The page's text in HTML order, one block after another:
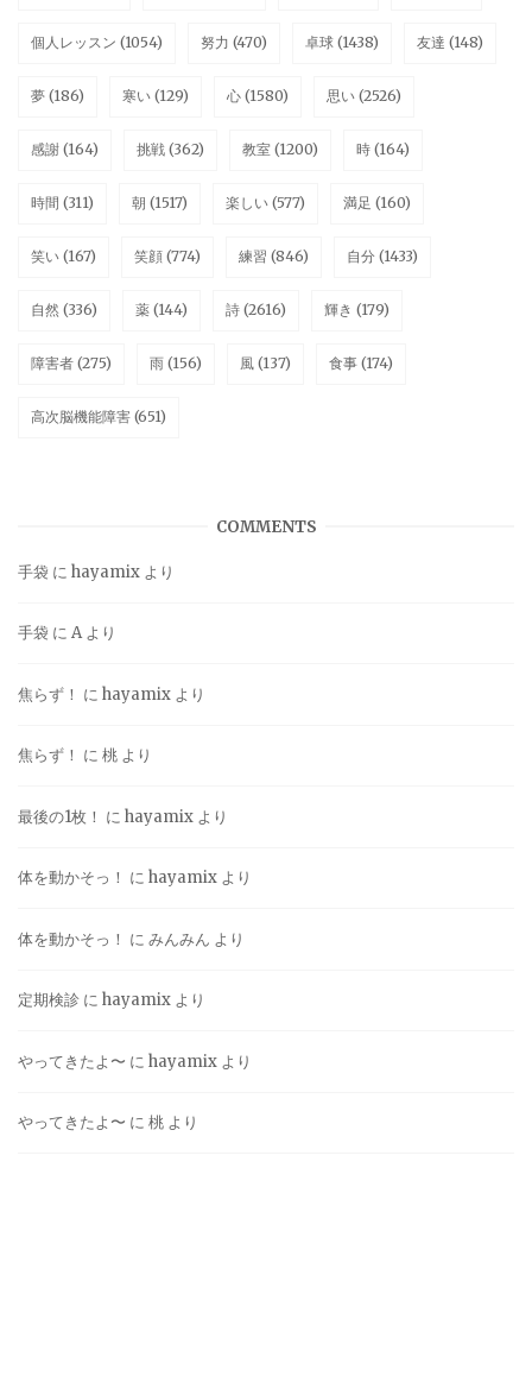
個人レッスン (1054) 努力 (470) 卓球 (1438) 友達 (148)
夢 (186) 寒い (129) 心 (1580) 思い (2526)
感謝 (164) 挑戦 (362) 教室 (1200) 時 (164)
時間 (311) 朝 (1517) 楽しい (577) 満足 (160)
笑い (167) 笑顔 (774) 練習 (846) 自分 (1433)
自然 (336) 薬 (144) 詩 (2616) 輝き (179)
障害者 (275) 雨 (156) 風 (137) 食事 (174)
高次脳機能障害 (651)
COMMENTS
手袋 に hayamix より
手袋 に Aより
焦らず！ に hayamix より
焦らず！ に 桃 より
最後の1枚！ に hayamix より
体を動かそっ！ に hayamix より
体を動かそっ！ に みんみん より
定期検診 に hayamix より
やってきたよ〜 に hayamix より
やってきたよ〜 に 桃 より